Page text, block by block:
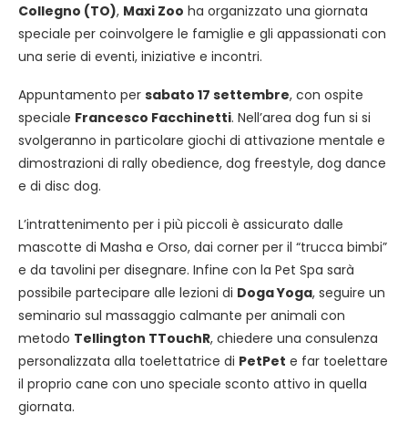
Collegno (TO), Maxi Zoo ha organizzato una giornata
speciale per coinvolgere le famiglie e gli appassionati con
una serie di eventi, iniziative e incontri.
Appuntamento per sabato 17 settembre, con ospite
speciale Francesco Facchinetti. Nell’area dog fun si si
svolgeranno in particolare giochi di attivazione mentale e
dimostrazioni di rally obedience, dog freestyle, dog dance
e di disc dog.
L’intrattenimento per i più piccoli è assicurato dalle
mascotte di Masha e Orso, dai corner per il “trucca bimbi”
e da tavolini per disegnare. Infine con la Pet Spa sarà
possibile partecipare alle lezioni di Doga Yoga, seguire un
seminario sul massaggio calmante per animali con
metodo Tellington TTouchR, chiedere una consulenza
personalizzata alla toelettatrice di PetPet e far toelettare
il proprio cane con uno speciale sconto attivo in quella
giornata.